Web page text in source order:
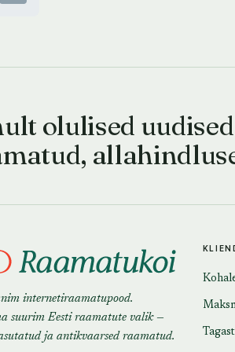
olulised
internetiraamatupood.
suurim Eesti raamatute valik —
ja antikvaarsed raamatud.